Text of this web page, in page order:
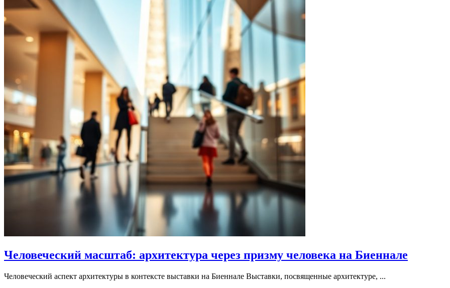
Человеческий масштаб: архитектура через призму человека на Биеннале
Человеческий аспект архитектуры в контексте выставки на Биеннале Выставки, посвященные архитектуре, ...